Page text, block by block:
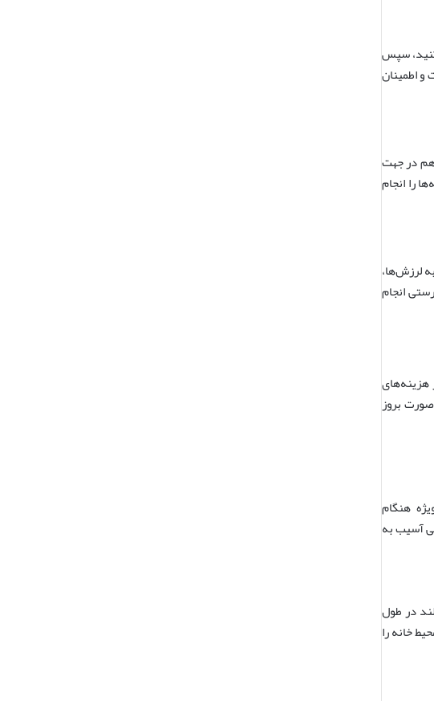
سپس
و اطمینان
هم در جهت
را انجام
لرزش‌ها،
انجام
هزینه‌های
بروز
هنگام
آسیب به
در طول
خانه را